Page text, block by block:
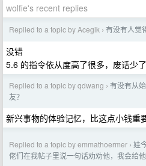
wolfie's recent replies
Replied to a topic by Acegik › 有没有人觉
没错
5.6 的指令依从度高了很多，废话少了
Replied to a topic by qdwang › 有没有从
友？
新兴事物的体验记忆，比这点小钱重要
Replied to a topic by emmathoermer › 娃
佬们在我帖子里说一句话劝劝他，我会给